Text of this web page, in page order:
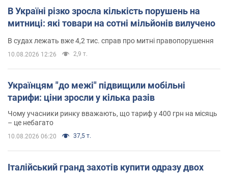
В Україні різко зросла кількість порушень на
митниці: які товари на сотні мільйонів вилучено
В судах лежать вже 4,2 тис. справ про митні правопорушення
10.08.2026 12:26 2,9 т.
Українцям "до межі" підвищили мобільні
тарифи: ціни зросли у кілька разів
Чому учасники ринку вважають, що тариф у 400 грн на місяць
– це небагато
10.08.2026 06:20 37,5 т.
Італійський гранд захотів купити одразу двох